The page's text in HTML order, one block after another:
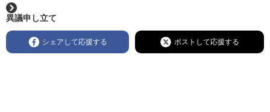
異議申し立て
シェアして応援する ポストして応援する